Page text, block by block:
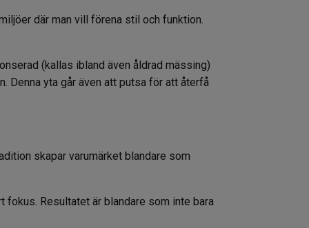
där man vill förena stil och funktion.
(kallas ibland även åldrad mässing)
Denna yta går även att putsa för att återfå
skapar varumärket blandare som
Resultatet är blandare som inte bara